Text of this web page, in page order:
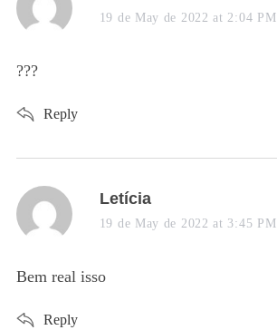
a
19 de May de 2022 at 2:04 PM
???
Reply
s
a
s
Letícia
19 de May de 2022 at 3:45 PM
Bem real isso
Reply